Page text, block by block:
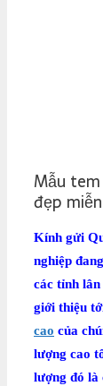
Mẫu
đẹp
Kính gửi
nghiệp
các tỉnh
giới thiệu
cao của
lượng cao
lượng đó là